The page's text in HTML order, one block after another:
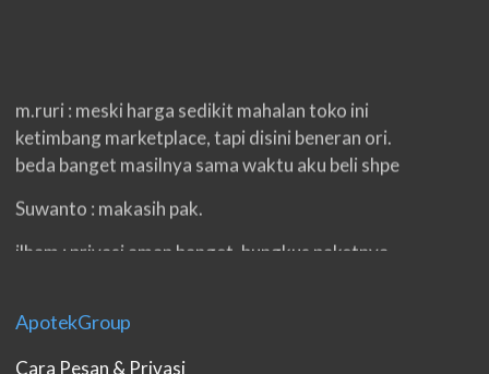
ketimbang marketplace, tapi disini beneran ori.
beda banget masilnya sama waktu aku beli shpe
eko padang : ko brang udh sampek, kan bru 2 hri
gan. cpet bgt
ApotekGroup
Cara Pesan & Privasi